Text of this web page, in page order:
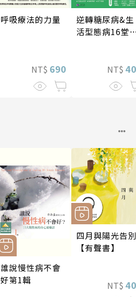
呼吸療法的力量
NT$ 690
逆轉糖尿病&生
活型態病16堂
NT$
誰說慢性病不會
好第1輯
四月與陽光告別
【有聲書】
NT$